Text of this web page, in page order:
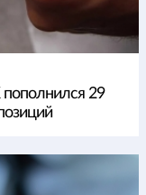
пополнился 29